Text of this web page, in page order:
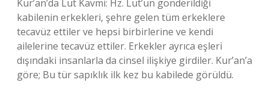
Kur’an’da Lut Kavmi: Hz. Lut’un gönderildiği
kabilenin erkekleri, şehre gelen tüm erkeklere
tecavüz ettiler ve hepsi birbirlerine ve kendi
ailelerine tecavüz ettiler. Erkekler ayrıca eşleri
dışındaki insanlarla da cinsel ilişkiye girdiler. Kur’an’a
göre; Bu tür sapıklık ilk kez bu kabilede görüldü.